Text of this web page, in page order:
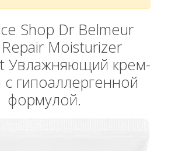
Shop Dr Belmeur
Moisturizer
Увлажняющий крем-
гипоаллергенной
формулой.